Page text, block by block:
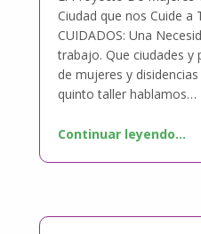
Ciudad que nos Cuide
CUIDADOS: Una
trabajo. Que ciudades y
de mujeres y
quinto taller hablamos…
Continuar leyendo…